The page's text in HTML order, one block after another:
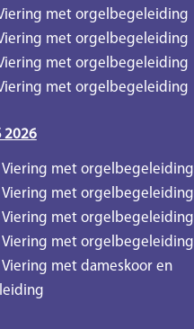
met orgelbegeleiding
met orgelbegeleiding
met orgelbegeleiding
met orgelbegeleiding
2026
Viering met orgelbegeleiding
Viering met orgelbegeleiding
Viering met orgelbegeleiding
Viering met orgelbegeleiding
Viering met dameskoor en